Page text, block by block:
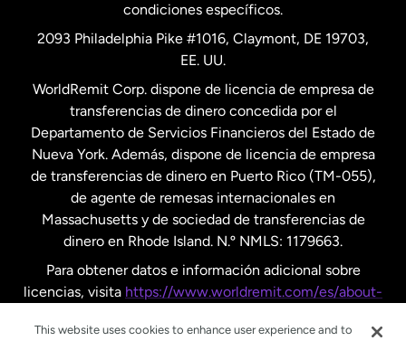
Países Bajos
Suecia
condiciones específicos.
2093 Philadelphia Pike #1016, Claymont, DE 19703,
EE. UU.
WorldRemit Corp. dispone de licencia de empresa de
transferencias de dinero concedida por el
Departamento de Servicios Financieros del Estado de
Nueva York. Además, dispone de licencia de empresa
de transferencias de dinero en Puerto Rico (TM-055),
de agente de remesas internacionales en
Massachusetts y de sociedad de transferencias de
dinero en Rhode Island. N.º NMLS: 1179663.
Para obtener datos e información adicional sobre
licencias, visita https://www.worldremit.com/es/about-
This website uses cookies to enhance user experience and to